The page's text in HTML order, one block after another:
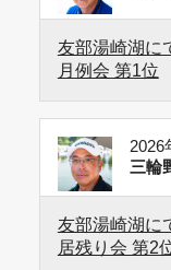
友部湯崎湖に
月例会 第1位
2026
三輪
友部湯崎湖に
居残り会 第2